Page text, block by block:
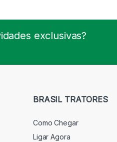
exclusivas?
BRASIL TRATORES
Como Chegar
Ligar Agora